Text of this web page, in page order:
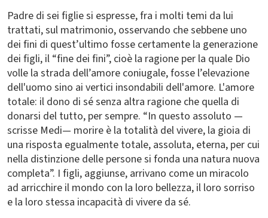
Padre di sei figlie si espresse, fra i molti temi da lui
trattati, sul matrimonio, osservando che sebbene uno
dei fini di quest’ultimo fosse certamente la generazione
dei figli, il “fine dei fini”, cioè la ragione per la quale Dio
volle la strada dell’amore coniugale, fosse l’elevazione
dell'uomo sino ai vertici insondabili dell'amore. L'amore
totale: il dono di sé senza altra ragione che quella di
donarsi del tutto, per sempre. “In questo assoluto —
scrisse Medi— morire è la totalità del vivere, la gioia di
una risposta egualmente totale, assoluta, eterna, per cui
nella distinzione delle persone si fonda una natura nuova
completa”. I figli, aggiunse, arrivano come un miracolo
ad arricchire il mondo con la loro bellezza, il loro sorriso
e la loro stessa incapacità di vivere da sé.